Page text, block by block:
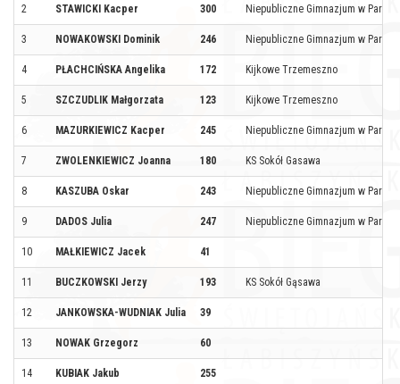
2 STAWICKI Kacper 300 Niepubliczne Gimnazjum w Parlinie
3 NOWAKOWSKI Dominik 246 Niepubliczne Gimnazjum w Parlinie
4 PŁACHCIŃSKA Angelika 172 Kijkowe Trzemeszno
5 SZCZUDLIK Małgorzata 123 Kijkowe Trzemeszno
6 MAZURKIEWICZ Kacper 245 Niepubliczne Gimnazjum w Parlinie
7 ZWOLENKIEWICZ Joanna 180 KS Sokół Gasawa
8 KASZUBA Oskar 243 Niepubliczne Gimnazjum w Parlinie
9 DADOS Julia 247 Niepubliczne Gimnazjum w Parlinie
10 MAŁKIEWICZ Jacek 41
11 BUCZKOWSKI Jerzy 193 KS Sokół Gąsawa
12 JANKOWSKA-WUDNIAK Julia 39
13 NOWAK Grzegorz 60
14 KUBIAK Jakub 255